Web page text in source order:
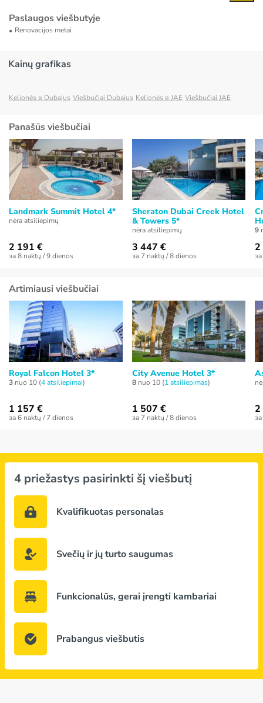
Paslaugos viešbutyje
Renovacijos metai
Kainų grafikas
Kelionės в Dubajus Viešbučiai Dubajus Kelionės в JAE Viešbučiai JAE
Panašūs viešbučiai
Landmark Summit Hotel 4*
nėra atsiliepimų
2 191 €
за 8 naktų / 9 dienos
Sheraton Dubai Creek Hotel
& Towers 5*
nėra atsiliepimų
3 447 €
за 7 naktų / 8 dienos
9
Artimiausi viešbučiai
Royal Falcon Hotel 3*
3 nuo 10 (4 atsiliepimai)
1 157 €
за 6 naktų / 7 dienos
City Avenue Hotel 3*
8nuo 10 (1 atsiliepimas)
1 507 €
за 7 naktų / 8 dienos
4 priežastys pasirinkti šį viešbutį
Kvalifikuotas personalas
Svečių ir jų turto saugumas
Funkcionalūs, gerai įrengti kambariai
Prabangus viešbutis